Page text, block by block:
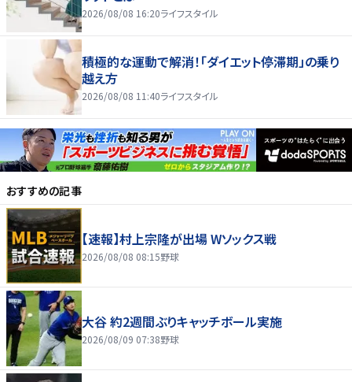
2026/08/08 16:20ライフスタイル
積極的な運動で解消！「ダイエット停滞期」の乗り
越え方
2026/08/08 11:40ライフスタイル
おすすめの記事
【速報】村上宗隆が出場 Wソックス戦
2026/08/08 08:15野球
大谷 約2週間ぶりキャッチボール実施
2026/08/09 07:38野球